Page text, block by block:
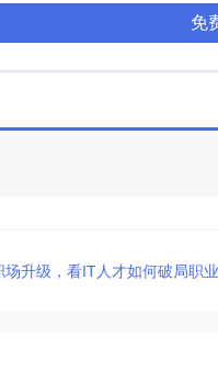
免
升级，看IT人才如何破局职